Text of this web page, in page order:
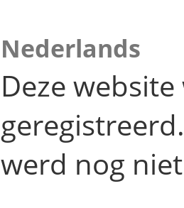
Nederlands
Deze
werd nog